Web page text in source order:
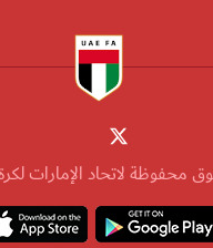
لاتحاد الإمارات لكرة